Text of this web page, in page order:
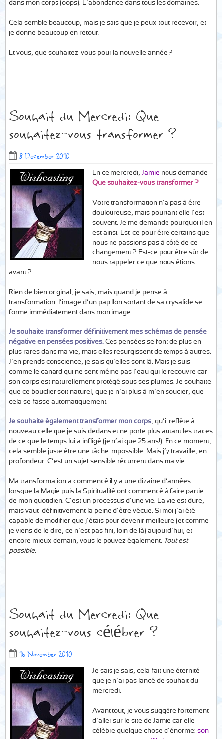
dans mon corps (oops). L’abondance dans tous les domaines.
Cela semble beaucoup, mais je sais que je peux tout recevoir, et
je donne beaucoup en retour.
Et vous, que souhaitez-vous pour la nouvelle année ?
Souhait du Mercredi: Que
souhaitez-vous transformer ?
8 December 2010
En ce mercredi,Jamie nous demande
Que souhaitez-vous transformer ?
Votre transformation n’a pas à être
douloureuse, mais pourtant elle l’est
souvent. Je me demande pourquoi il en
est ainsi. Est-ce pour être certains que
nous ne passions pas à côté de ce
changement ? Est-ce pour être sûr de
nous rappeler ce que nous étions
avant ?
Rien de bien original, je sais, mais quand je pense à
transformation, l’image d’un papillon sortant de sa crysalide se
forme immédiatement dans mon image.
Je souhaite transformer définitivement mes schémas de pensée
négative en pensées positives. Ces pensées se font de plus en
plus rares dans ma vie, mais elles resurgissent de temps à autres.
J’en prends conscience, je sais qu’elles sont là. Mais je suis
comme le canard qui ne sent même pas l’eau qui le recouvre car
son corps est naturellement protégé sous ses plumes. Je souhaite
que ce bouclier soit naturel, que je n’ai plus à m’en soucier, que
cela se fasse automatiquement.
Je souhaite également transformer mon corps, qu’il reflète à
nouveau celle que je suis dedans et ne porte plus autant les traces
de ce que le temps lui a infligé (je n’ai que 25 ans!). En ce moment,
cela semble juste être une tâche impossible. Mais j’y travaille, en
profondeur. C’est un sujet sensible récurrent dans ma vie.
Ma transformation a commencé il y a une dizaine d’années
lorsque la Magie puis la Spiritualité ont commencé à faire partie
de mon quotidien. C’est un processus d’une vie. La vie est dure,
mais vaut définitivement la peine d’être vécue. Si moi j’ai été
capable de modifier que j’étais pour devenir meilleure (et comme
je viens de le dire, ce n’est pas fini, loin de là) aujourd’hui, et
encore mieux demain, vous le pouvez également. Tout est
possible.
Souhait du Mercredi: Que
souhaitez-vous célébrer ?
16 November 2010
Je sais je sais, cela fait une éternité
que je n’ai pas lancé de souhait du
mercredi.
Avant tout, je vous suggère fortement
d’aller sur le site de Jamie car elle
célèbre quelque chose d’énorme:son-